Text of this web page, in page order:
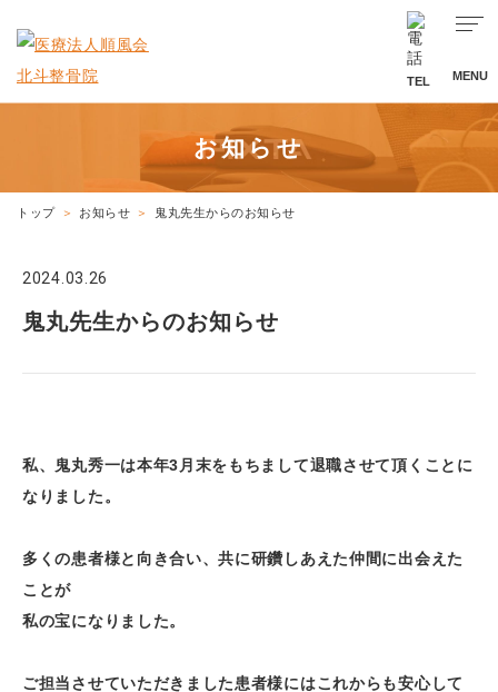
TEL MENU
お知らせ
トップ お知らせ 鬼丸先生からのお知らせ
2024.03.26
鬼丸先生からのお知らせ
私、鬼丸秀一は本年3月末をもちまして退職させて頂くことに
なりました。
多くの患者様と向き合い、共に研鑽しあえた仲間に出会えた
ことが
私の宝になりました。
ご担当させていただきました患者様にはこれからも安心して